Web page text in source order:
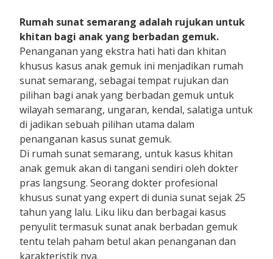
Rumah sunat semarang adalah rujukan untuk
khitan bagi anak yang berbadan gemuk.
Penanganan yang ekstra hati hati dan khitan
khusus kasus anak gemuk ini menjadikan rumah
sunat semarang, sebagai tempat rujukan dan
pilihan bagi anak yang berbadan gemuk untuk
wilayah semarang, ungaran, kendal, salatiga untuk
di jadikan sebuah pilihan utama dalam
penanganan kasus sunat gemuk.
Di rumah sunat semarang, untuk kasus khitan
anak gemuk akan di tangani sendiri oleh dokter
pras langsung. Seorang dokter profesional
khusus sunat yang expert di dunia sunat sejak 25
tahun yang lalu. Liku liku dan berbagai kasus
penyulit termasuk sunat anak berbadan gemuk
tentu telah paham betul akan penanganan dan
karakteristik nya.